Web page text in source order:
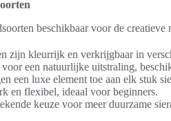
beschikbaar voor de
zijn kleurrijk en verkrijgbaar in
voor een natuurlijke uitstraling,
een luxe element toe aan elk stuk
en flexibel, ideaal voor beginners.
keuze voor meer duurzame